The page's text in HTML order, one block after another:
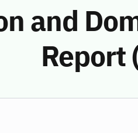
and
Report